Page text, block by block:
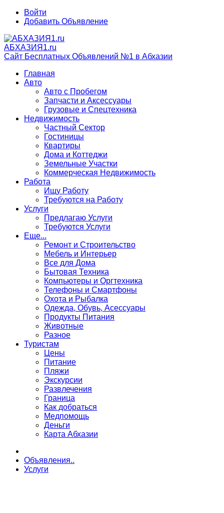
Войти
Добавить Объявление
АБХАЗИЯ1.ru
Сайт Бесплатных Объявлений №1 в Абхазии
Главная
Авто
Авто с Пробегом
Запчасти и Аксессуары
Грузовые и Спецтехника
Недвижимость
Частный Сектор
Гостиницы
Квартиры
Дома и Коттеджи
Земельные Участки
Коммерческая Недвижимость
Работа
Ищу Работу
Требуются на Работу
Услуги
Предлагаю Услуги
Требуются Услуги
Еще...
Ремонт и Строительство
Мебель и Интерьер
Все для Дома
Бытовая Техника
Компьютеры и Оргтехника
Телефоны и Смартфоны
Охота и Рыбалка
Одежда, Обувь, Асессуары
Продукты Питания
Животные
Разное
Туристам
Цены
Питание
Пляжи
Экскурсии
Развлечения
Граница
Как добраться
Медпомощь
Деньги
Карта Абхазии
Объявления..
Услуги